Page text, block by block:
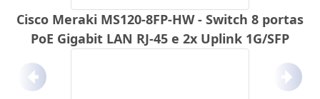
Cisco Meraki MS120-8FP-HW - Switch 8 portas
PoE Gigabit LAN RJ-45 e 2x Uplink 1G/SFP
Anterior